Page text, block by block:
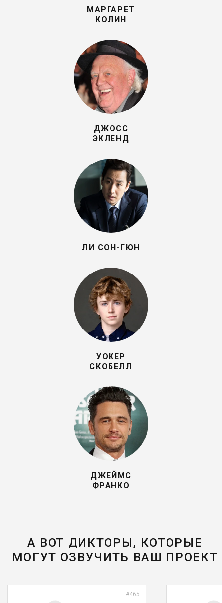
МАРГАРЕТ
КОЛИН
ДЖОСС
ЭКЛЕНД
ЛИ СОН-ГЮН
УОКЕР
СКОБЕЛЛ
ДЖЕЙМС
ФРАНКО
А ВОТ ДИКТОРЫ, КОТОРЫЕ
МОГУТ ОЗВУЧИТЬ ВАШ ПРОЕКТ
#465